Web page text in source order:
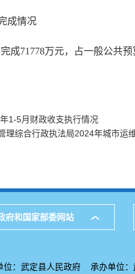
成情况
成71778万元，占一般公共预
1-5月财政收支执行情况
理综合行政执法局2024年城市运
府和国家部委网站
位：武定县人民政府 承办单位：